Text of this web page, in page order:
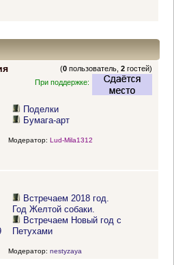
(0 пользователь,2 гостей)
При поддержке:
Поделки
Бумага-арт
Модератор: Lud-Mila1312
Встречаем 2018 год.
Год Желтой собаки.
Встречаем Новый год с
Петухами
Модератор: nestyzaya